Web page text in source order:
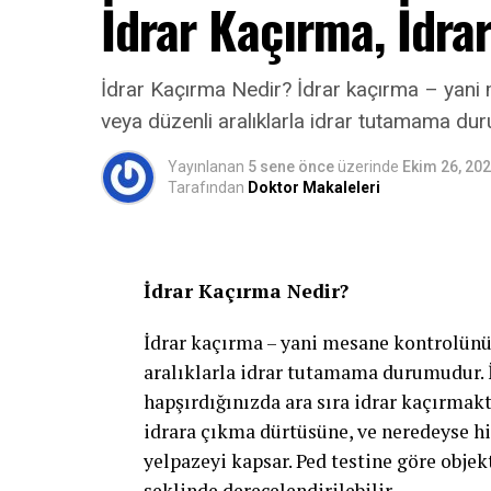
yapılan ultrasonlarda böbrek ve/veya
çocuklar dışında yenidoğan sünneti
çocukların psikososyal gelişim
(0-1 yaş), anal dönem (1-3 yaş), fallik
dönem (12-18 yaş)dir. Bu dönemler
önerilmeyen dönemdir. Fallik
ve kız-erkek ayrımı belirginleşir.
olabileceği düşünülmektedir. Ancak bu
Sünnet her ne nedenle
anestezi) yapılıyor olursa olsun,
Ameliyathane şartlarında sterilizasyon
yapılması gerekmektedir.
İdrar Kaçırma,
İdrar Kaçırma Nedir? İdrar kaçırma –
veya düzenli aralıklarla idrar tutamama
Yayınlanan 5 sene önce üzerinde Ekim 26,
Tarafından Doktor Makaleleri
İdrar Kaçırma Nedir?
İdrar kaçırma – yani mesane
aralıklarla idrar tutamama durumudur.
hapşırdığınızda ara sıra idrar
idrara çıkma dürtüsüne, ve neredeyse
yelpazeyi kapsar. Ped testine göre